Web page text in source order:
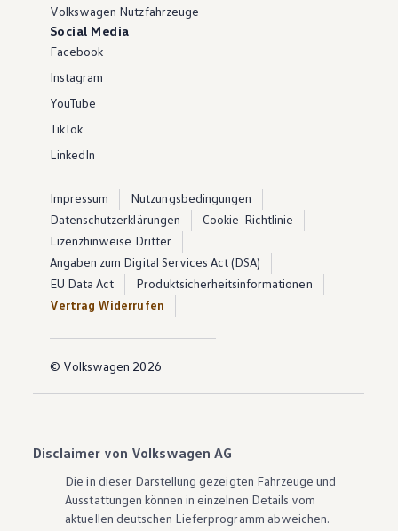
Volkswagen Nutzfahrzeuge
Social Media
Facebook
Instagram
YouTube
TikTok
LinkedIn
Impressum
Nutzungsbedingungen
Datenschutzerklärungen
Cookie-Richtlinie
Lizenzhinweise Dritter
Angaben zum Digital Services Act (DSA)
EU Data Act
Produktsicherheitsinformationen
Vertrag Widerrufen
© Volkswagen 2026
Disclaimer von Volkswagen AG
Die in dieser Darstellung gezeigten Fahrzeuge und
Ausstattungen können in einzelnen Details vom
aktuellen deutschen Lieferprogramm abweichen.